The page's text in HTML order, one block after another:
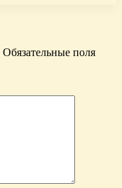
Обязательные поля